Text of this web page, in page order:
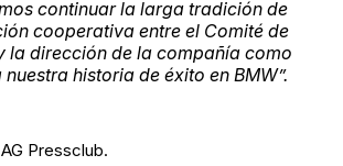
continuar la larga tradición de
cooperativa entre el Comité de
la dirección de la compañía como
historia de éxito en BMW”.
Pressclub.